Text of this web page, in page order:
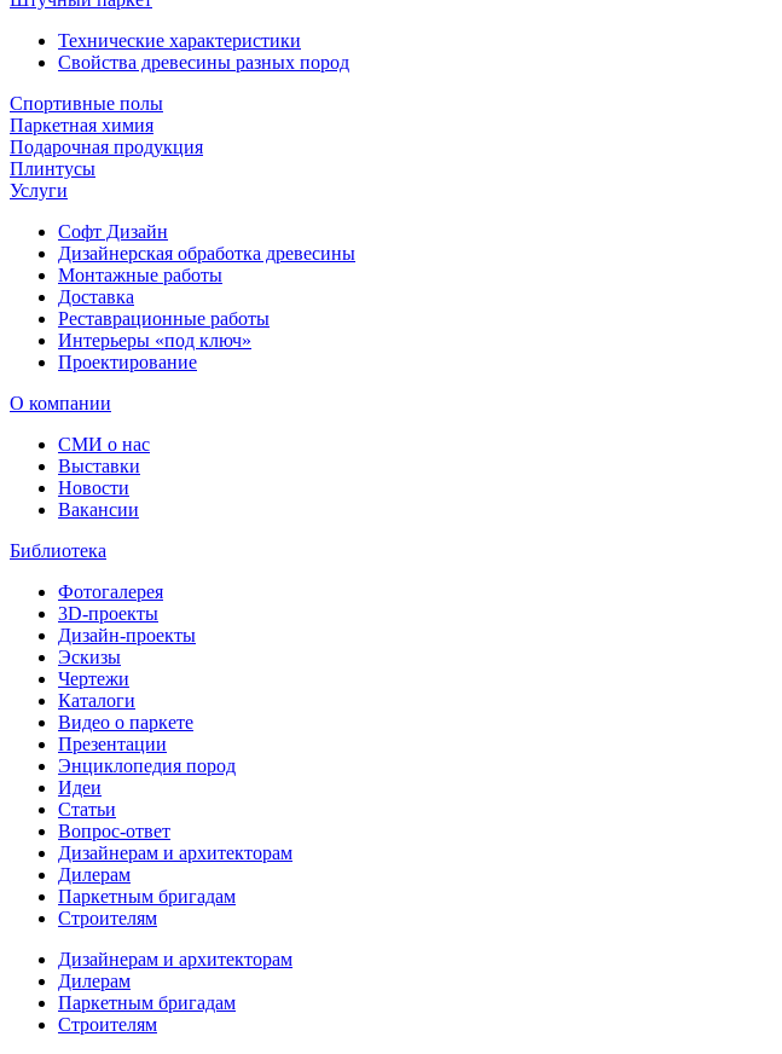
Технические характеристики
Свойства древесины разных пород
Спортивные полы
Паркетная химия
Подарочная продукция
Плинтусы
Услуги
Софт Дизайн
Дизайнерская обработка древесины
Монтажные работы
Доставка
Реставрационные работы
Интерьеры «под ключ»
Проектирование
О компании
СМИ о нас
Выставки
Новости
Вакансии
Библиотека
Фотогалерея
3D-проекты
Дизайн-проекты
Эскизы
Чертежи
Каталоги
Видео о паркете
Презентации
Энциклопедия пород
Идеи
Статьи
Вопрос-ответ
Дизайнерам и архитекторам
Дилерам
Паркетным бригадам
Строителям
Дизайнерам и архитекторам
Дилерам
Паркетным бригадам
Строителям